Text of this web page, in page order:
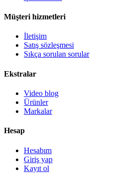
Müşteri hizmetleri
İletişim
Satış sözleşmesi
Sıkça sorulan sorular
Ekstralar
Video blog
Ürünler
Markalar
Hesap
Hesabım
Giriş yap
Kayıt ol